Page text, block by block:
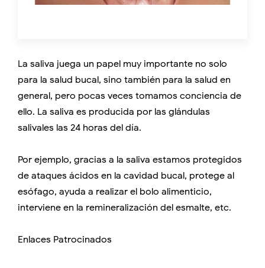
La saliva juega un papel muy importante no solo
para la salud bucal, sino también para la salud en
general, pero pocas veces tomamos conciencia de
ello. La saliva es producida por las glándulas
salivales las 24 horas del día.
Por ejemplo, gracias a la saliva estamos protegidos
de ataques ácidos en la cavidad bucal, protege al
esófago, ayuda a realizar el bolo alimenticio,
interviene en la remineralización del esmalte, etc.
Enlaces Patrocinados